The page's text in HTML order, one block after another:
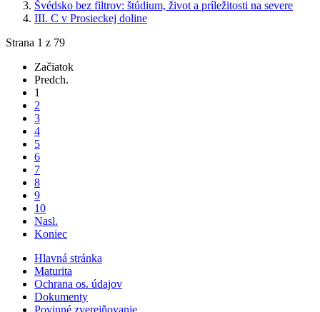
Švédsko bez filtrov: štúdium, život a príležitosti na severe
III. C v Prosieckej doline
Strana 1 z 79
Začiatok
Predch.
1
2
3
4
5
6
7
8
9
10
Nasl.
Koniec
Hlavná stránka
Maturita
Ochrana os. údajov
Dokumenty
Povinné zverejňovanie